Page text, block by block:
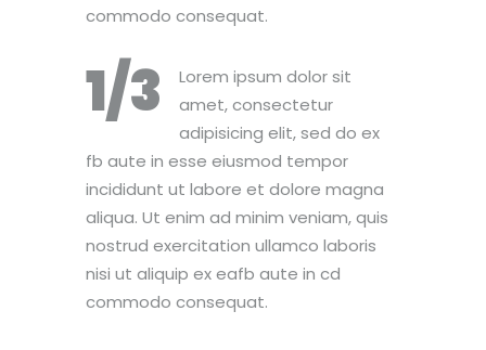
commodo consequat.
1/3
Lorem ipsum dolor sit
amet, consectetur
adipisicing elit, sed do ex
fb aute in esse eiusmod tempor
incididunt ut labore et dolore magna
aliqua. Ut enim ad minim veniam, quis
nostrud exercitation ullamco laboris
nisi ut aliquip ex eafb aute in cd
commodo consequat.